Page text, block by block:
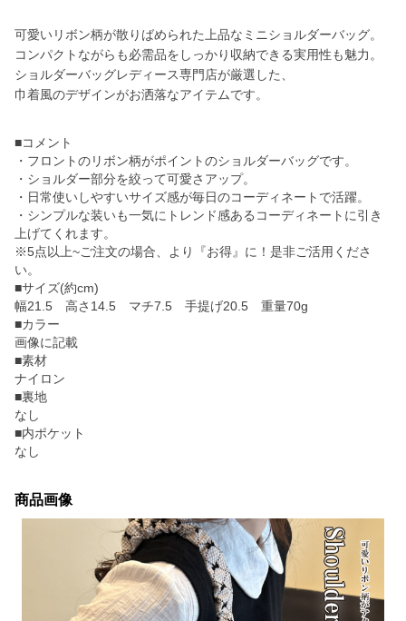
可愛いリボン柄が散りばめられた上品なミニショルダーバッグ。
コンパクトながらも必需品をしっかり収納できる実用性も魅力。
ショルダーバッグレディース専門店が厳選した、
巾着風のデザインがお洒落なアイテムです。
■コメント
・フロントのリボン柄がポイントのショルダーバッグです。
・ショルダー部分を絞って可愛さアップ。
・日常使いしやすいサイズ感が毎日のコーディネートで活躍。
・シンプルな装いも一気にトレンド感あるコーディネートに引き
上げてくれます。
※5点以上~ご注文の場合、より『お得』に！是非ご活用くださ
い。
■サイズ(約cm)
幅21.5 高さ14.5 マチ7.5 手提げ20.5 重量70g
■カラー
画像に記載
■素材
ナイロン
■裏地
なし
■内ポケット
なし
商品画像